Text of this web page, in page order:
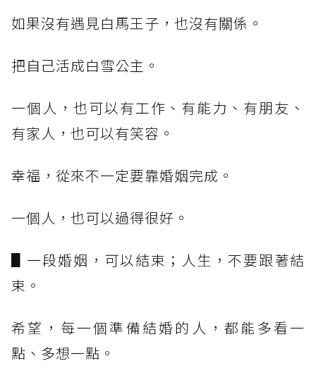
如果沒有遇見白馬王子，也沒有關係。
把自己活成白雪公主。
一個人，也可以有工作、有能力、有朋友、
有家人，也可以有笑容。
幸福，從來不一定要靠婚姻完成。
一個人，也可以過得很好。
▋一段婚姻，可以結束；人生，不要跟著結
束。
希望，每一個準備結婚的人，都能多看一
點、多想一點。